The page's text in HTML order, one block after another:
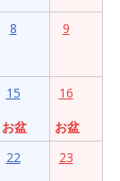
8 9
15
お盆
16
お盆
22 23